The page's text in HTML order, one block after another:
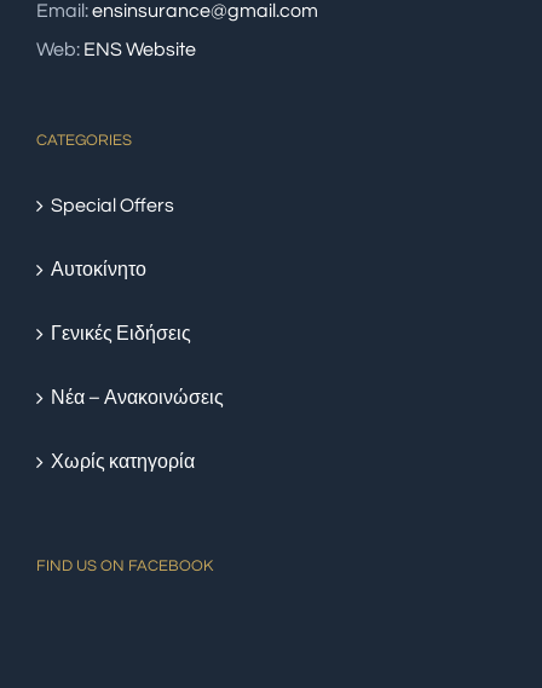
Email:ensinsurance@gmail.com
Web: ENS Website
CATEGORIES
Special Offers
Αυτοκίνητο
Γενικές Ειδήσεις
Νέα – Ανακοινώσεις
Χωρίς κατηγορία
FIND US ON FACEBOOK